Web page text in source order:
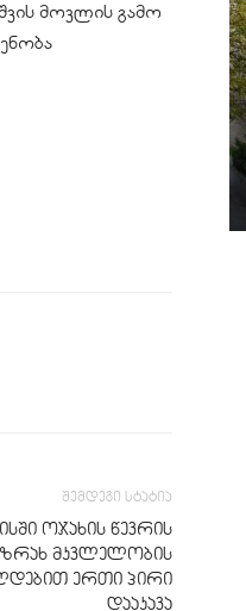
მოვლის გამო
შემდეგი სტატია
ოჯახის წევრის
მკვლელობის
ერთი პირი
დააკავა